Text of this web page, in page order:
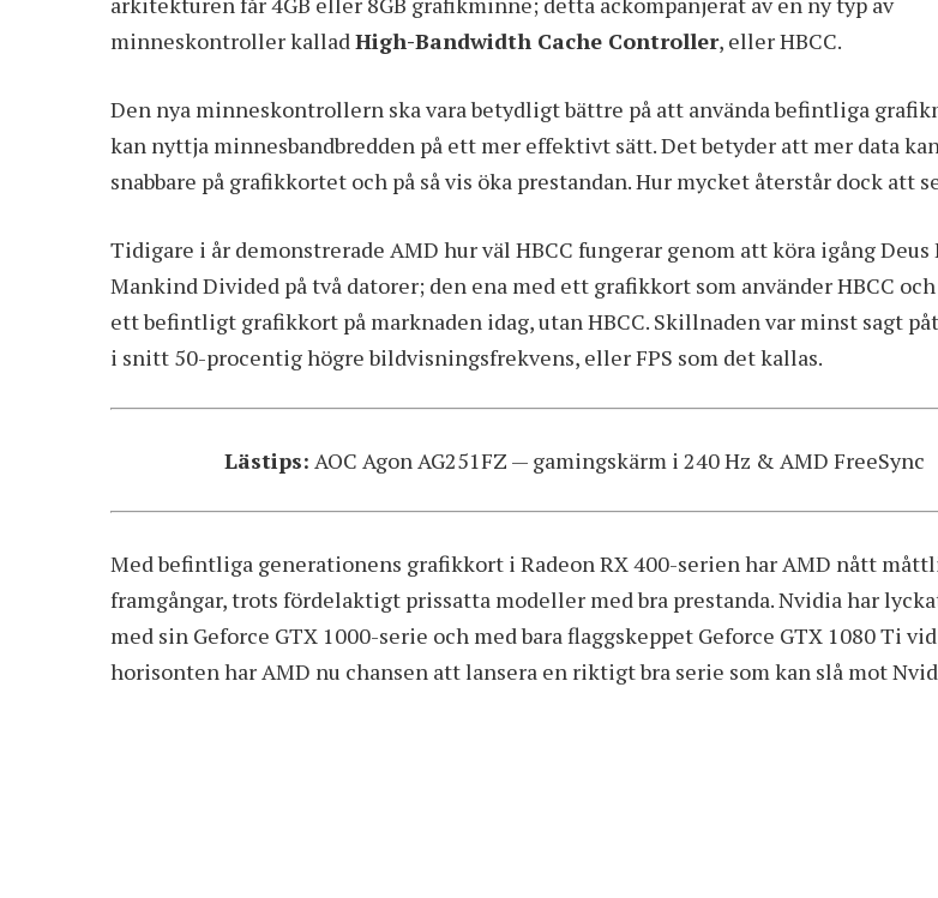
minneskontroller kalladHigh-Bandwidth Cache Controller, eller HBCC.
Den nya minneskontrollern ska vara betydligt bättre på att använda befintliga
kan nyttja minnesbandbredden på ett mer effektivt sätt. Det betyder att mer data
snabbare på grafikkortet och på så vis öka prestandan. Hur mycket återstår dock att
Tidigare i år demonstrerade AMD hur väl HBCC fungerar genom att köra igång Deus
Mankind Divided på två datorer; den ena med ett grafikkort som använder HBCC
ett befintligt grafikkort på marknaden idag, utan HBCC. Skillnaden var minst sagt
i snitt 50-procentig högre bildvisningsfrekvens, eller FPS som det kallas.
Lästips: AOC Agon AG251FZ — gamingskärm i 240 Hz & AMD FreeSync
Med befintliga generationens grafikkort i Radeon RX 400-serien har AMD nått
framgångar, trots fördelaktigt prissatta modeller med bra prestanda. Nvidia har
med sin Geforce GTX 1000-serie och med bara flaggskeppet Geforce GTX 1080 Ti vid
horisonten har AMD nu chansen att lansera en riktigt bra serie som kan slå mot